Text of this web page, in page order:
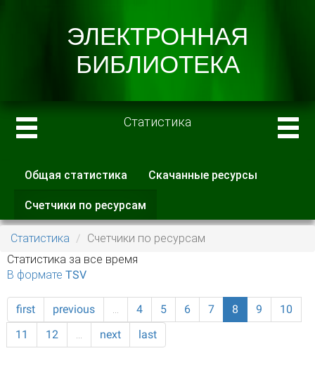
Статистика
Главные вкладки
Общая статистика Скачанные ресурсы
Счетчики по ресурсам
вкладка)
Статистика
Счетчики по ресурсам
Статистика за все время
В формате TSV
first previous … 4 5 6 7 8 9
10
11
12 … next last